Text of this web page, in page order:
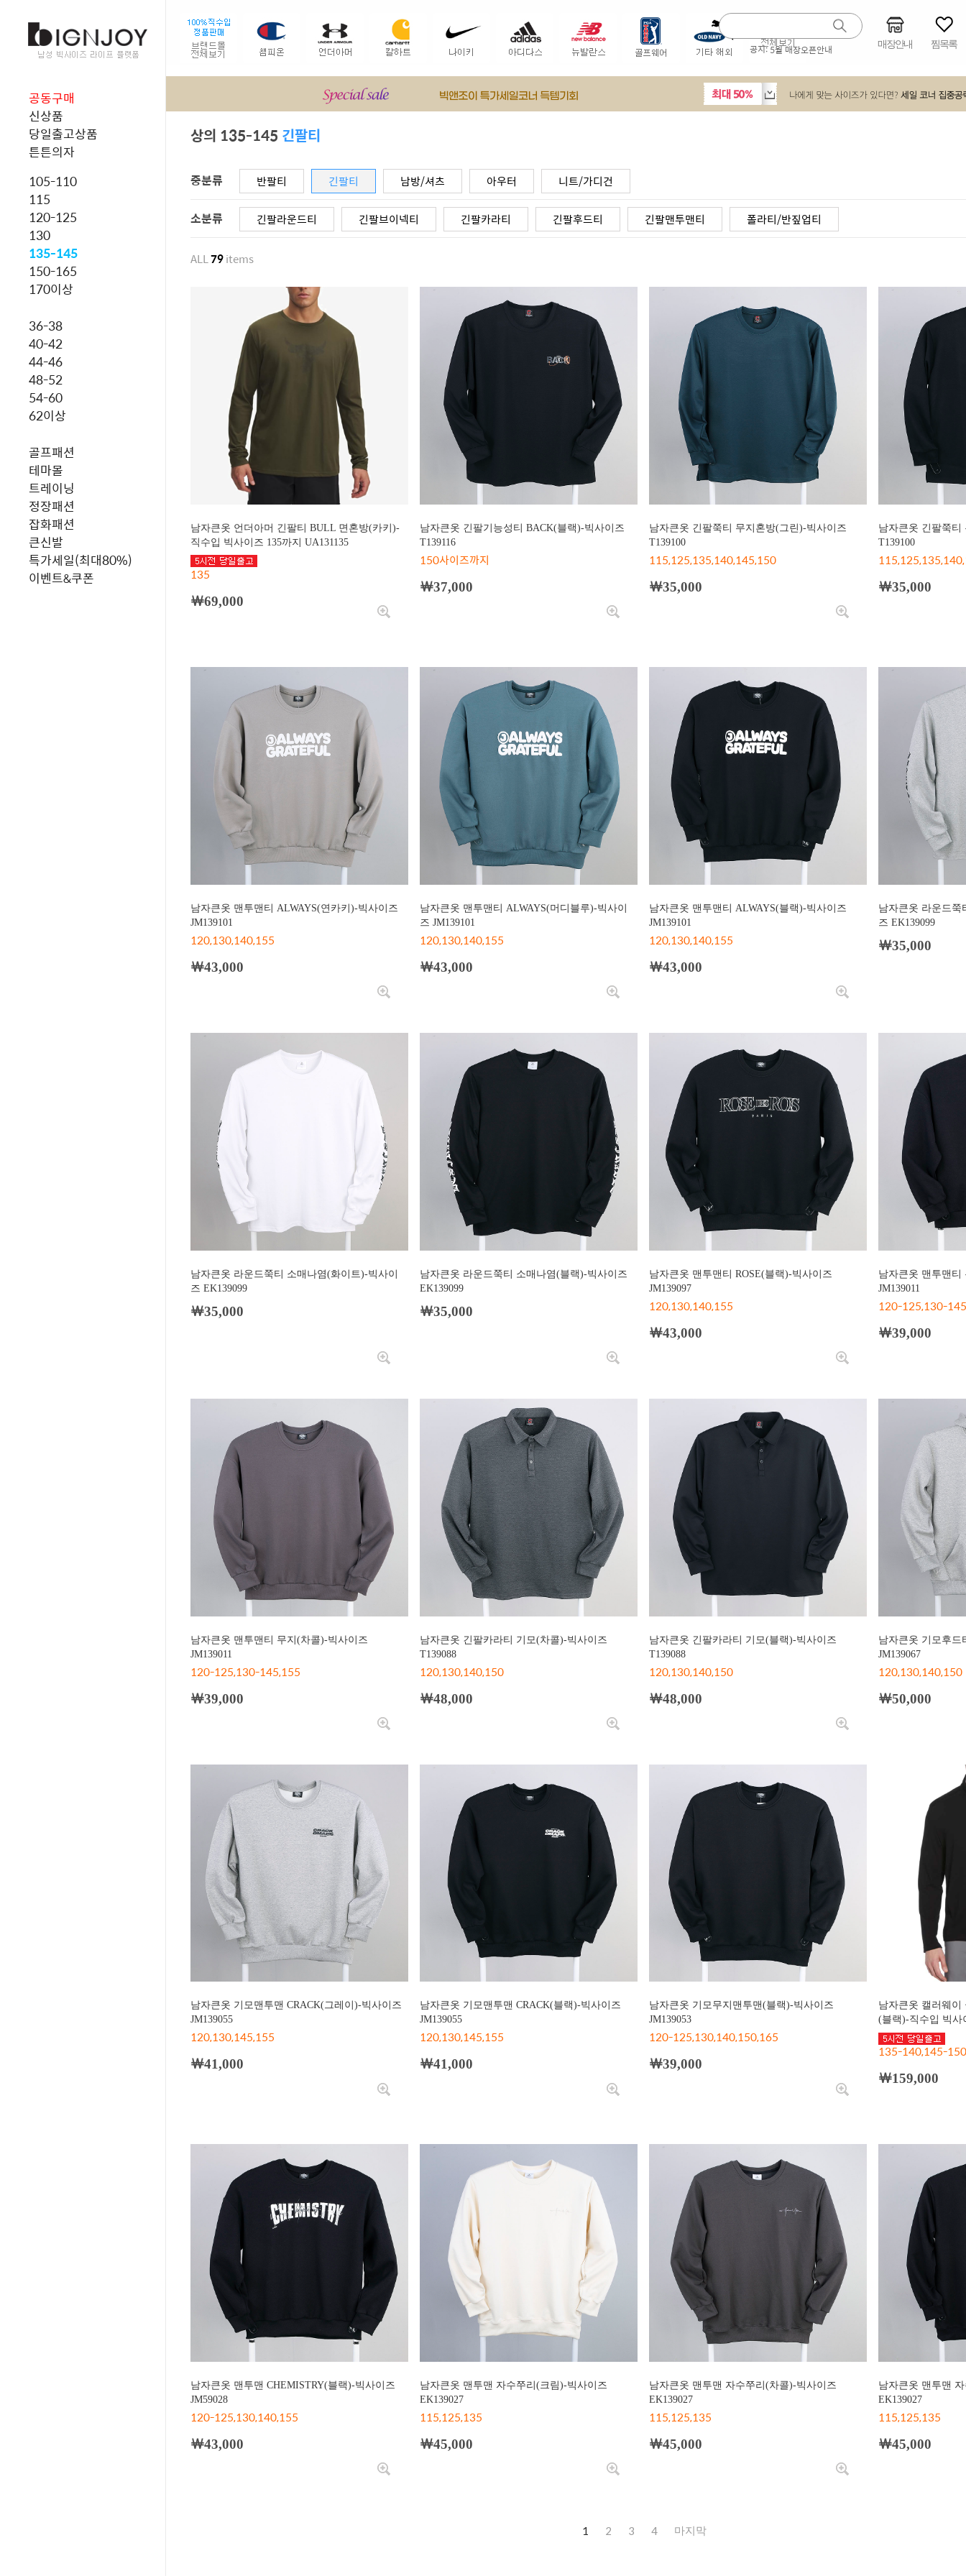
공지:5월 매장오픈안내 매장안내 찜목록
공동구매
신상품
당일출고상품
튼튼의자
105-110
115
120-125
130
135-145
150-165
170이상
36-38
40-42
44-46
48-52
54-60
62이상
골프패션
테마몰
트레이닝
정장패션
잡화패션
큰신발
특가세일(최대80%)
이벤트&쿠폰
상의 135-145 긴팔티
중분류 반팔티 긴팔티 남방/셔츠 아우터 니트/가디건
소분류 긴팔라운드티 긴팔브이넥티 긴팔카라티 긴팔후드티 긴팔맨투맨티 폴라티/반짚업티
ALL79items
남자큰옷 언더아머 긴팔티 BULL 면혼방(카키)-
직수입 빅사이즈 135까지 UA131135
135
￦69,000
남자큰옷 긴팔기능성티 BACK(블랙)-빅사이즈
T139116
150사이즈까지
￦37,000
남자큰옷 긴팔쭉티 무지혼방(그린)-빅사이즈
T139100
115,125,135,140,145,150
￦35,000
남자큰옷 긴팔쭉티
T139100
￦35,000
남자큰옷 맨투맨티 ALWAYS(연카키)-빅사이즈
JM139101
120,130,140,155
￦43,000
남자큰옷 맨투맨티 ALWAYS(머디블루)-빅사이
즈 JM139101
120,130,140,155
￦43,000
남자큰옷 맨투맨티 ALWAYS(블랙)-빅사이즈
JM139101
120,130,140,155
￦43,000
남자큰옷 라운드쭉
즈 EK139099
￦35,000
남자큰옷 라운드쭉티 소매나염(화이트)-빅사이
즈 EK139099
￦35,000
남자큰옷 라운드쭉티 소매나염(블랙)-빅사이즈
EK139099
￦35,000
남자큰옷 맨투맨티 ROSE(블랙)-빅사이즈
JM139097
120,130,140,155
￦43,000
남자큰옷 맨투맨티
JM139011
120-125,130-
￦39,000
남자큰옷 맨투맨티 무지(차콜)-빅사이즈
JM139011
120-125,130-145,155
￦39,000
남자큰옷 긴팔카라티 기모(차콜)-빅사이즈
T139088
120,130,140,150
￦48,000
남자큰옷 긴팔카라티 기모(블랙)-빅사이즈
T139088
120,130,140,150
￦48,000
남자큰옷 기모후드
JM139067
120,130,140,150
￦50,000
남자큰옷 기모맨투맨 CRACK(그레이)-빅사이즈
JM139055
120,130,145,155
￦41,000
남자큰옷 기모맨투맨 CRACK(블랙)-빅사이즈
JM139055
120,130,145,155
￦41,000
남자큰옷 기모무지맨투맨(블랙)-빅사이즈
JM139053
120-125,130,140,150,165
￦39,000
남자큰옷 캘러웨이
(블랙)-직수입 빅사
135-140,145-
￦159,000
남자큰옷 맨투맨 CHEMISTRY(블랙)-빅사이즈
JM59028
120-125,130,140,155
￦43,000
남자큰옷 맨투맨 자수쭈리(크림)-빅사이즈
EK139027
115,125,135
￦45,000
남자큰옷 맨투맨 자수쭈리(차콜)-빅사이즈
EK139027
115,125,135
￦45,000
남자큰옷 맨투맨
EK139027
115,125,135
￦45,000
1 2 3 4